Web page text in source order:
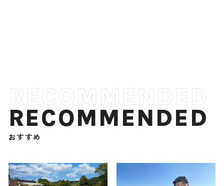
RECOMMENDED
おすすめ